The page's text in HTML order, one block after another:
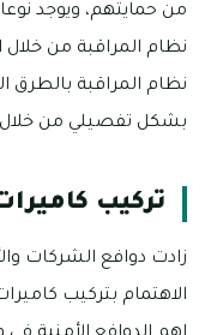
من حمايتهم، ويوجد
نظام المراقبة من خلال
نظام المراقبة بالطرق
بشكل تفصيلي من
تركيب
زادت دوافع الشركات
الاهتمام بتركيب